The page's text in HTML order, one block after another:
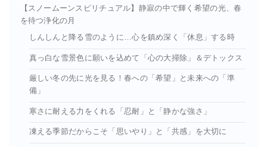
【スノームーンスピリチュアル】静寂の中で輝く希望の光、春
を待つ浄化の月
しんしんと降る雪のように…心を鎮め深く「休息」する時
真っ白な雪景色に願いを込めて「心の大掃除」＆デトックス
厳しい冬の先に光を見る！春への「希望」と未来への「準
備」
寒さに耐える力をくれる「忍耐」と「静かな強さ」
凍える季節だからこそ「思いやり」と「共感」を大切に